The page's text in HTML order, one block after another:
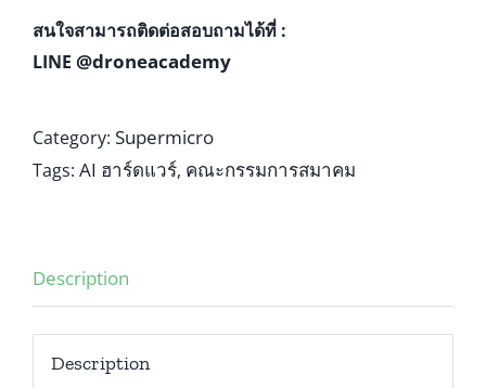
สนใจสามารถติดต่อสอบถามได้ที่ :
LINE @droneacademy
Category: Supermicro
Tags: AI ฮาร์ดแวร์, คณะกรรมการสมาคม
Description
Description